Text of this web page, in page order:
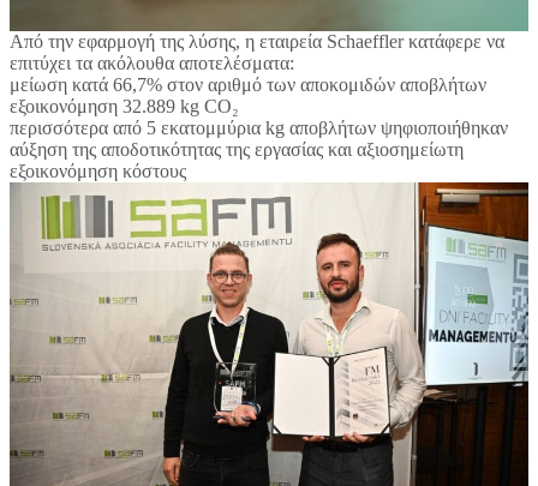
Από την εφαρμογή της λύσης, η εταιρεία Schaeffler κατάφερε να
επιτύχει τα ακόλουθα αποτελέσματα:
μείωση κατά 66,7% στον αριθμό των αποκομιδών αποβλήτων
εξοικονόμηση 32.889 kg CO₂
περισσότερα από 5 εκατομμύρια kg αποβλήτων ψηφιοποιήθηκαν
αύξηση της αποδοτικότητας της εργασίας και αξιοσημείωτη
εξοικονόμηση κόστους